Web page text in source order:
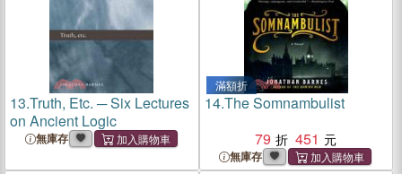
13.Truth, Etc. ─ Six Lectures
on Ancient Logic
無庫存
滿額折
14.The Somnambulist
79
451
無庫存